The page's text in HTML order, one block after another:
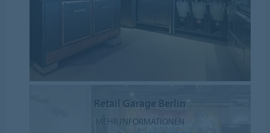
Retail Garage Berlin
MEHR INFORMATIONEN